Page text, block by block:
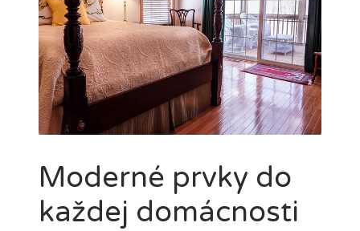
Moderné prvky do
každej domácnosti